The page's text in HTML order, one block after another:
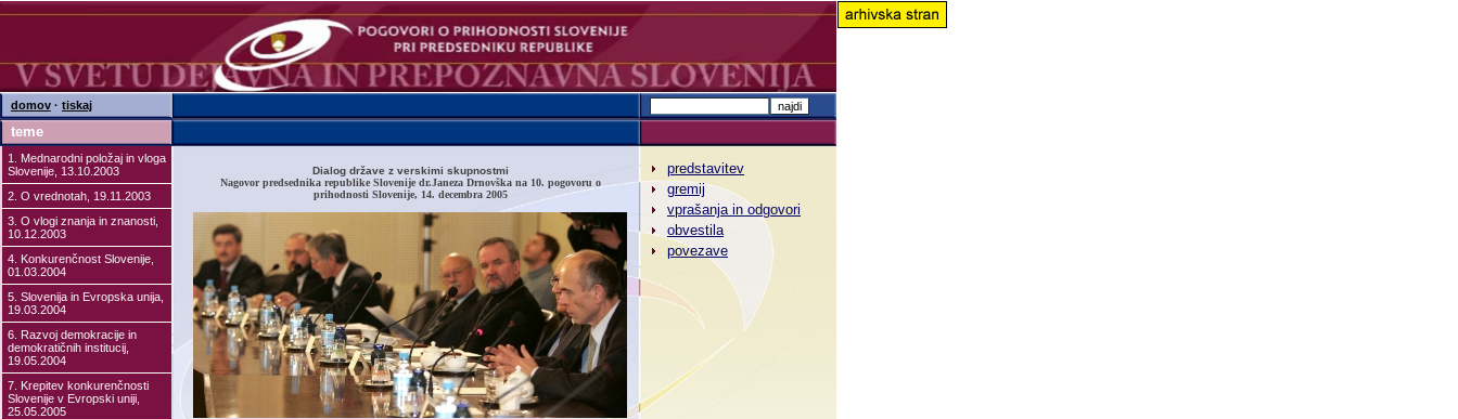
domov · tiskaj
teme
1. Mednarodni položaj in vloga
Slovenije, 13.10.2003
2. O vrednotah, 19.11.2003
3. O vlogi znanja in znanosti,
10.12.2003
4. Konkurenčnost Slovenije,
01.03.2004
5. Slovenija in Evropska unija,
19.03.2004
6. Razvoj demokracije in
demokratičnih institucij,
19.05.2004
7. Krepitev konkurenčnosti
Slovenije v Evropski uniji,
25.05.2005
Dialog države z verskimi skupnostmi
Nagovor predsednika republike Slovenije dr.Janeza Drnovška na 10. pogovoru o
prihodnosti Slovenije, 14. decembra 2005
predstavitev
gremij
vprašanja in odgovori
obvestila
povezave